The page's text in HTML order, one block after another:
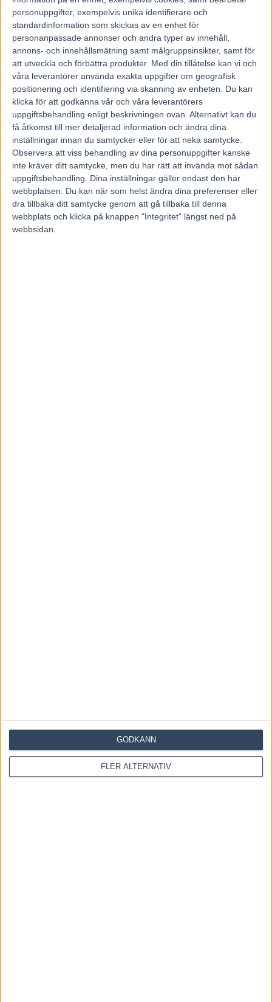
personuppgifter, exempelvis unika identifierare och
standardinformation som skickas av en enhet för
personanpassade annonser och andra typer av innehåll,
annons- och innehållsmätning samt målgruppsinsikter, samt för
att utveckla och förbättra produkter. Med din tillåtelse kan vi och
våra leverantörer använda exakta uppgifter om geografisk
positionering och identifiering via skanning av enheten. Du kan
klicka för att godkänna vår och våra leverantörers
uppgiftsbehandling enligt beskrivningen ovan. Alternativt kan du
få åtkomst till mer detaljerad information och ändra dina
inställningar innan du samtycker eller för att neka samtycke.
Observera att viss behandling av dina personuppgifter kanske
inte kräver ditt samtycke, men du har rätt att invända mot sådan
uppgiftsbehandling. Dina inställningar gäller endast den här
webbplatsen. Du kan när som helst ändra dina preferenser eller
dra tillbaka ditt samtycke genom att gå tillbaka till denna
webbplats och klicka på knappen "Integritet" längst ned på
webbsidan.
FLER ALTERNATIV
GODKÄNN
Föregående artikel
Eftersnack från
Midnattstravet på Boden
Nästa artikel
Fem tippar V75 till Kalmar 26
RELATERADE ARTIKLAR
Majblomster vann och kom lös
6 augusti, 2026
Save my name, email, and website in this browser for the
next time I comment.